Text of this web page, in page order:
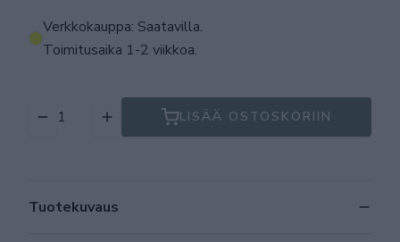
Verkkokauppa: Saatavilla.
Toimitusaika 1-2 viikkoa.
LISÄÄ OSTOSKORIIN
Tuotekuvaus